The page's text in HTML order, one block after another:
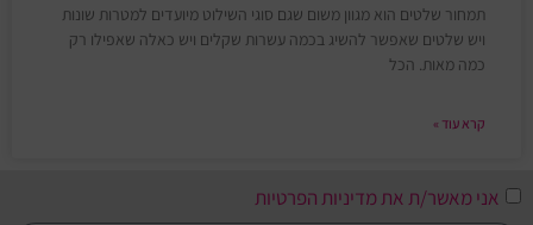
תמחור שלטים הוא מגוון משום שגם סוגי השילוט מיועדים למטרות שונות
ויש שלטים שאפשר להשיג בכמה עשרות שקלים ויש כאלה שאפילו רק
כמה מאות. הכל
קרא עוד »
אני מאשר/ת את מדיניות הפרטיות